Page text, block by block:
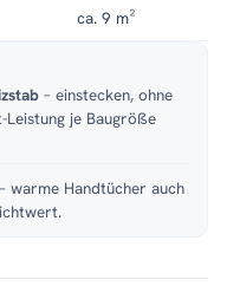
ca. 9 m²
– einstecken, ohne
Leistung je Baugröße
warme Handtücher auch